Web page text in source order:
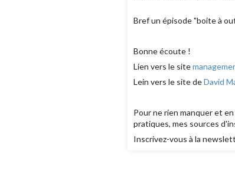
Bref un épisode "boite à
Bonne écoute !
Lien vers le site
Lein vers le site deDavid
Pour ne rien manquer et
pratiques, mes sources
Inscrivez-vous à la